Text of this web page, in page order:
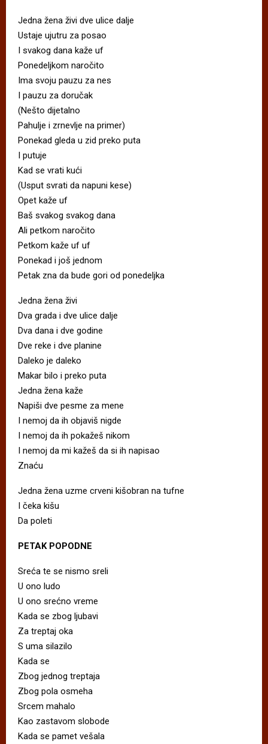
Jedna žena živi dve ulice dalje
Ustaje ujutru za posao
I svakog dana kaže uf
Ponedeljkom naročito
Ima svoju pauzu za nes
I pauzu za doručak
(Nešto dijetalno
Pahulje i zrnevlje na primer)
Ponekad gleda u zid preko puta
I putuje
Kad se vrati kući
(Usput svrati da napuni kese)
Opet kaže uf
Baš svakog svakog dana
Ali petkom naročito
Petkom kaže uf uf
Ponekad i još jednom
Petak zna da bude gori od ponedeljka
Jedna žena živi
Dva grada i dve ulice dalje
Dva dana i dve godine
Dve reke i dve planine
Daleko je daleko
Makar bilo i preko puta
Jedna žena kaže
Napiši dve pesme za mene
I nemoj da ih objaviš nigde
I nemoj da ih pokažeš nikom
I nemoj da mi kažeš da si ih napisao
Znaću
Jedna žena uzme crveni kišobran na tufne
I čeka kišu
Da poleti
PETAK POPODNE
Sreća te se nismo sreli
U ono ludo
U ono srećno vreme
Kada se zbog ljubavi
Za treptaj oka
S uma silazilo
Kada se
Zbog jednog treptaja
Zbog pola osmeha
Srcem mahalo
Kao zastavom slobode
Kada se pamet vešala